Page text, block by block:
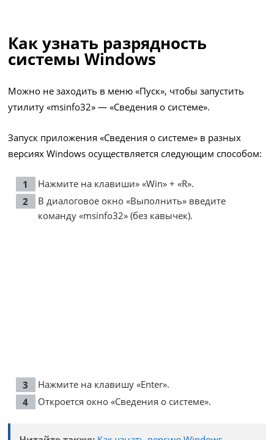
Как узнать разрядность
системы Windows
Можно не заходить в меню «Пуск», чтобы запустить
утилиту «msinfo32» — «Сведения о системе».
Запуск приложения «Сведения о системе» в разных
версиях Windows осуществляется следующим способом:
Нажмите на клавиши» «Win» + «R».
В диалоговое окно «Выполнить» введите
команду «msinfo32» (без кавычек).
Нажмите на клавишу «Enter».
Откроется окно «Сведения о системе».